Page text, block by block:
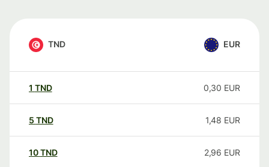
TND EUR
1 TND 0,30 EUR
5 TND 1,48 EUR
10TND 2,96 EUR